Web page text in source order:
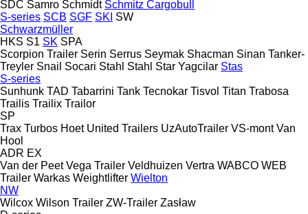
SDC Samro Schmidt Schmitz Cargobull
S-series SCB SGF SKI SW
Schwarzmüller
HKS S1 SK SPA
Scorpion Trailer Serin Serrus Seymak Shacman Sinan Tanker-
Treyler Snail Socari Stahl Stahl Star Yagcilar Stas
S-series
Sunhunk TAD Tabarrini Tank Tecnokar Tisvol Titan Trabosa
Trailis Trailix Trailor
SP
Trax Turbos Hoet United Trailers UzAutoTrailer VS-mont Van
Hool
ADR EX
Van der Peet Vega Trailer Veldhuizen Vertra WABCO WEB
Trailer Warkas Weightlifter Wielton
NW
Wilcox Wilson Trailer ZW-Trailer Zasław